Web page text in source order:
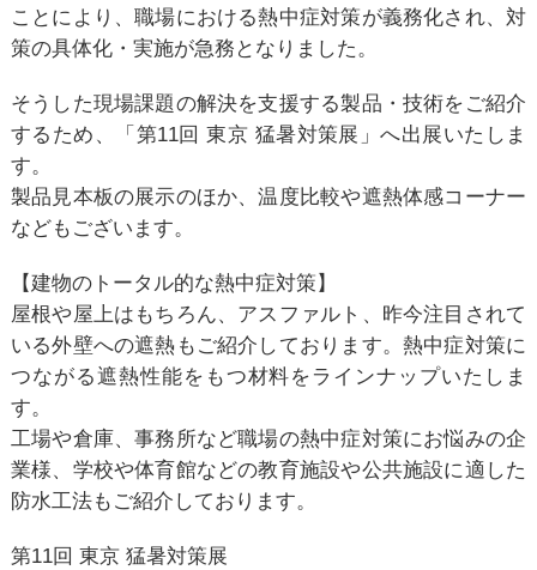
ことにより、職場における熱中症対策が義務化され、対
策の具体化・実施が急務となりました。
そうした現場課題の解決を支援する製品・技術をご紹介
するため、「第11回 東京 猛暑対策展」へ出展いたしま
す。
製品見本板の展示のほか、温度比較や遮熱体感コーナー
などもございます。
【建物のトータル的な熱中症対策】
屋根や屋上はもちろん、アスファルト、昨今注目されて
いる外壁への遮熱もご紹介しております。熱中症対策に
つながる遮熱性能をもつ材料をラインナップいたしま
す。
工場や倉庫、事務所など職場の熱中症対策にお悩みの企
業様、学校や体育館などの教育施設や公共施設に適した
防水工法もご紹介しております。
第11回 東京 猛暑対策展